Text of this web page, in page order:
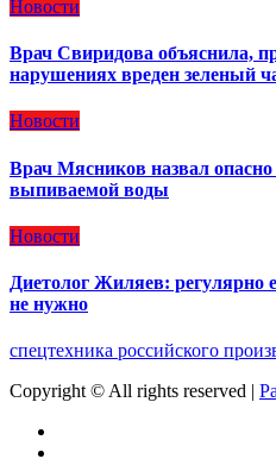
Новости
Врач Свиридова объяснила,
нарушениях вреден зеленый
Новости
Врач Мясников назвал
выпиваемой воды
Новости
Диетолог Жиляев: регулярно
не нужно
спецтехника российского
Copyright © All rights reserved |